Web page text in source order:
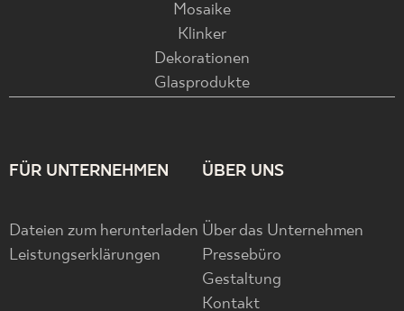
Mosaike
Klinker
Dekorationen
Glasprodukte
FÜR UNTERNEHMEN
Dateien zum herunterladen
Leistungserklärungen
ÜBER UNS
Über das Unternehmen
Pressebüro
Gestaltung
Kontakt